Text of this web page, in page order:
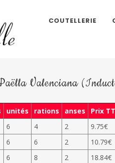
COUTELLERIE
Valenciana
unités rations anses Prix
6 4 2 9.75€
6 6 2 10.79€
6 8 2 18.84€